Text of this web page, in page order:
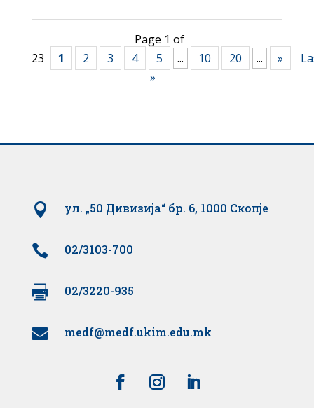
Page 1 of
23
1 2 3 4 5 ... 10 20 ... »
»
 ул. „50 Дивизија“ бр. 6, 1000 Скопје
 02/3103-700
 02/3220-935
 medf@medf.ukim.edu.mk